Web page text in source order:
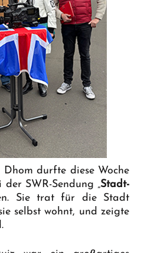
durfte diese Woche
SWR-Sendung „Stadt-
Sie trat für die Stadt
selbst wohnt, und zeigte